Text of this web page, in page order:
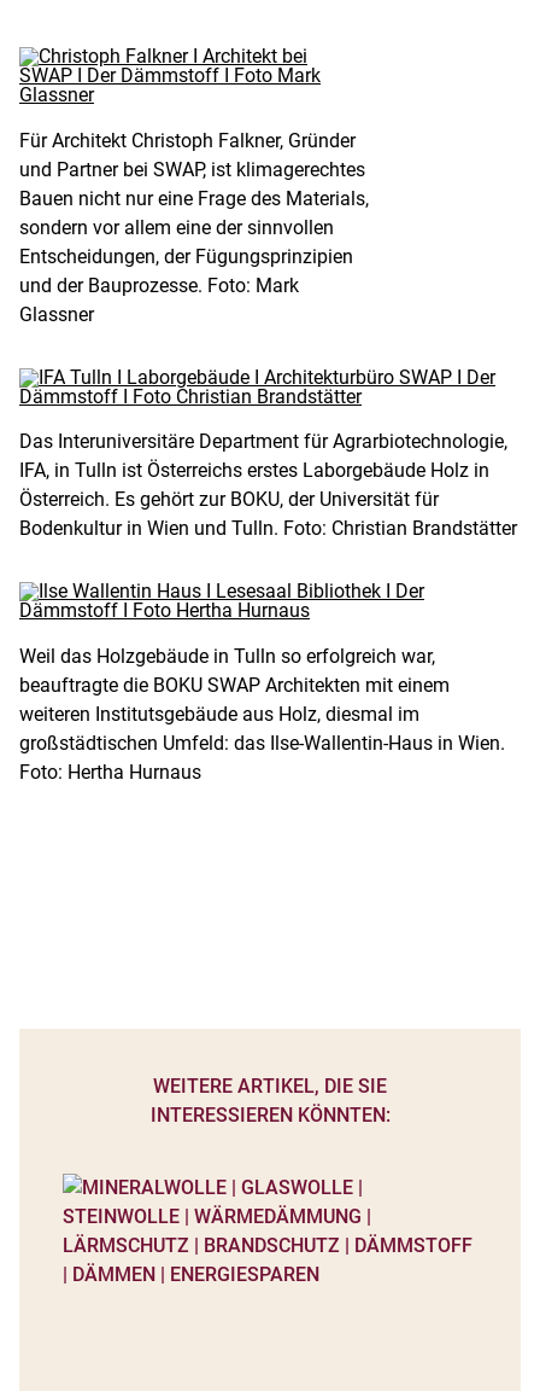
Für Architekt Christoph Falkner, Gründer
und Partner bei SWAP, ist klimagerechtes
Bauen nicht nur eine Frage des Materials,
sondern vor allem eine der sinnvollen
Entscheidungen, der Fügungsprinzipien
und der Bauprozesse. Foto: Mark
Glassner
Das Interuniversitäre Department für Agrarbiotechnologie,
IFA, in Tulln ist Österreichs erstes Laborgebäude Holz in
Österreich. Es gehört zur BOKU, der Universität für
Bodenkultur in Wien und Tulln. Foto: Christian Brandstätter
Weil das Holzgebäude in Tulln so erfolgreich war,
beauftragte die BOKU SWAP Architekten mit einem
weiteren Institutsgebäude aus Holz, diesmal im
großstädtischen Umfeld: das Ilse-Wallentin-Haus in Wien.
Foto: Hertha Hurnaus
WEITERE ARTIKEL, DIE SIE
INTERESSIEREN KÖNNTEN: